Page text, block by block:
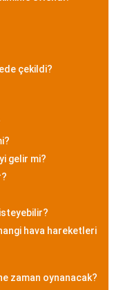
çekildi?
gelir mi?
hava hareketleri
zaman oynanacak?